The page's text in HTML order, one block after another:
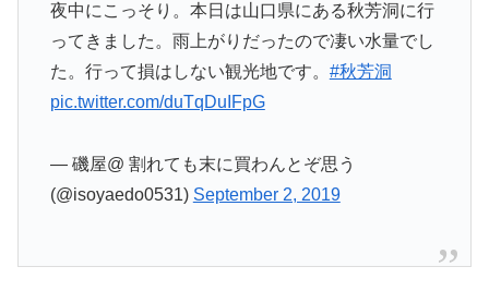
夜中にこっそり。本日は山口県にある秋芳洞に行
ってきました。雨上がりだったので凄い水量でし
た。行って損はしない観光地です。 #秋芳洞
pic.twitter.com/duTqDuIFpG
— 磯屋@ 割れても末に買わんとぞ思う
(@isoyaedo0531) September 2, 2019